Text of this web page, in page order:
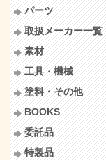
パーツ
取扱メーカー一覧
素材
工具・機械
塗料・その他
BOOKS
委託品
特製品